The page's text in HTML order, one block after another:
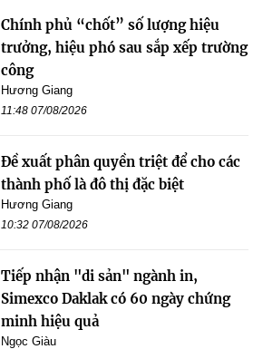
Chính phủ “chốt” số lượng hiệu
trưởng, hiệu phó sau sắp xếp trường
công
Hương Giang
11:48 07/08/2026
Đề xuất phân quyền triệt để cho các
thành phố là đô thị đặc biệt
Hương Giang
10:32 07/08/2026
Tiếp nhận "di sản" ngành in,
Simexco Daklak có 60 ngày chứng
minh hiệu quả
Ngọc Giàu